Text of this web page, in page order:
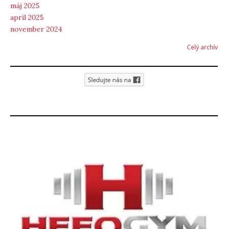
máj 2025
apríl 2025
november 2024
Celý archív